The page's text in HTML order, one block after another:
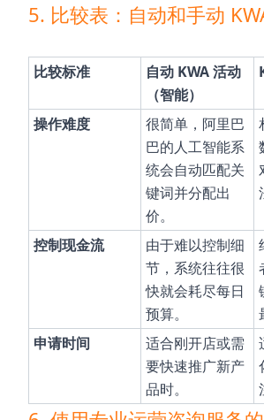
5. 比较表：自动和手动
比较标准
自动 KWA 活动
（智能）
操作难度
很简单，阿里巴
巴的人工智能系
统会自动匹配关
键词并分配出
价。
控制现金流
由于难以控制细
节，系统往往很
快就会耗尽每日
预算。
申请时间
适合刚开店或需
要快速推广新产
品时。